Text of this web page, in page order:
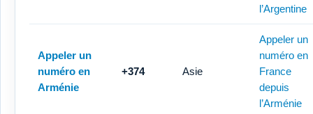
l’Argentine
Appeler un
numéro en
Arménie
+374 Asie
Appeler un
numéro en
France
depuis
l’Arménie